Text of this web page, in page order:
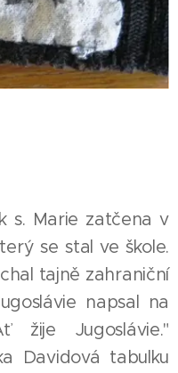
s. Marie zatčena v
se stal ve škole.
tajně zahraniční
napsal na
žije Jugoslávie."
Davidová tabulku